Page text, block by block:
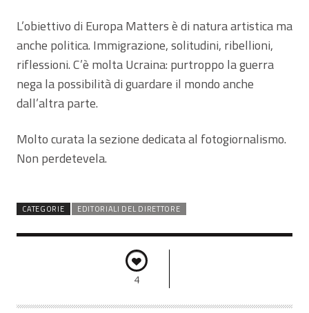
L’obiettivo di Europa Matters è di natura artistica ma
anche politica. Immigrazione, solitudini, ribellioni,
riflessioni. C’è molta Ucraina: purtroppo la guerra
nega la possibilità di guardare il mondo anche
dall’altra parte.
Molto curata la sezione dedicata al fotogiornalismo.
Non perdetevela.
CATEGORIE EDITORIALI DEL DIRETTORE
4